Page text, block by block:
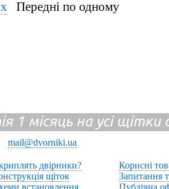
Передні по одному
1 місяць на усі щітки
mail@dvorniki.ua
двірники?
щіток
встановлення
Корисні
Запитання
Публічна